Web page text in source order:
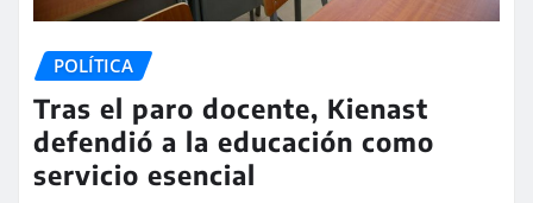
POLÍTICA
Tras el paro docente, Kienast
defendió a la educación como
servicio esencial